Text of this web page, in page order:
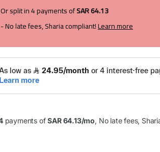
Or split in4payments ofSAR 64.13
- No late fees, Sharia compliant!Learn more